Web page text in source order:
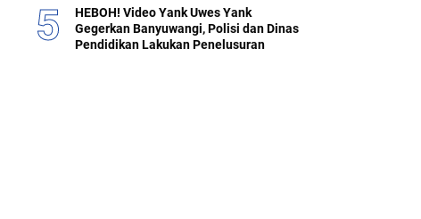
HEBOH! Video Yank Uwes Yank
Gegerkan Banyuwangi, Polisi dan Dinas
Pendidikan Lakukan Penelusuran